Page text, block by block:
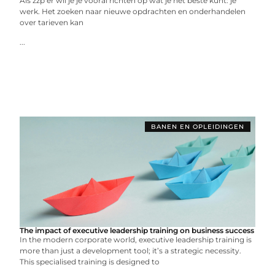
werk. Het zoeken naar nieuwe opdrachten en onderhandelen
over tarieven kan
...
BANEN EN OPLEIDINGEN
The impact of executive leadership training on business success
In the modern corporate world, executive leadership training is
more than just a development tool; it’s a strategic necessity.
This specialised training is designed to